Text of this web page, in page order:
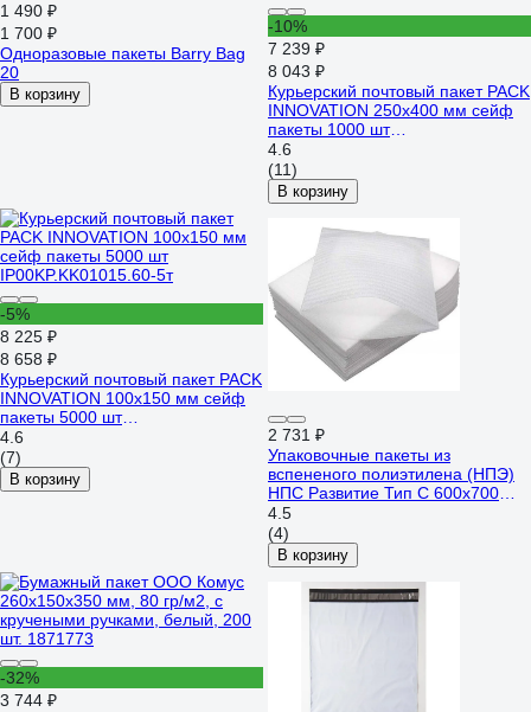
1 490 ₽
1 700 ₽
Одноразовые пакеты Barry Bag
20
В корзину
-10%
7 239 ₽
8 043 ₽
Курьерский почтовый пакет PACK
INNOVATION 250x400 мм сейф
пакеты 1000 шт
IP0KPKK0254035.50-1К
4.6
(11)
В корзину
-5%
8 225 ₽
8 658 ₽
Курьерский почтовый пакет PACK
INNOVATION 100x150 мм сейф
пакеты 5000 шт
IP00KP.KK01015.60-5т
4.6
(7)
В корзину
2 731 ₽
Упаковочные пакеты из
вспененого полиэтилена (НПЭ)
НПС Развитие Тип С 600x700
мм, толщина 2 мм, (упаковка - 50
шт.) 14062048
4.5
(4)
В корзину
-32%
3 744 ₽